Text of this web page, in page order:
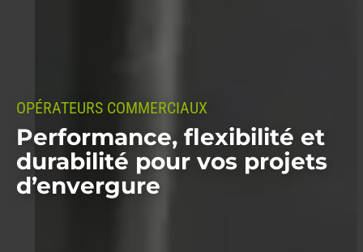
OPÉRATEURS COMMERCIAUX
-
Performance, flexibilité et
durabilité pour vos projets
d’envergure